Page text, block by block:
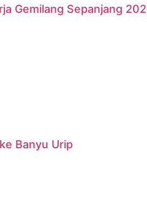
Gemilang Sepanjang
Banyu Urip